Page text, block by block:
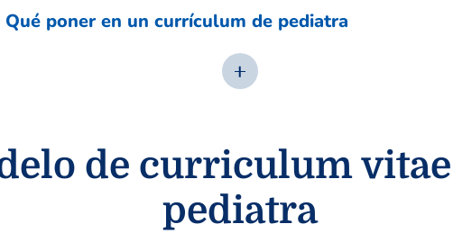
Qué poner en un currículum de pediatra
de curriculum
pediatra